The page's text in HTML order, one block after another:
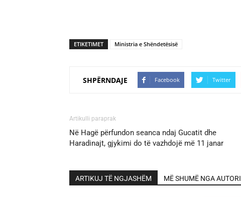
ETIKETIMET Ministria e Shëndetësisë
SHPËRNDAJE Facebook Twitter
Artikulli paraprak
Në Hagë përfundon seanca ndaj Gucatit dhe
Haradinajt, gjykimi do të vazhdojë më 11 janar
ARTIKUJ TË NGJASHËM MË SHUMË NGA AUTORI